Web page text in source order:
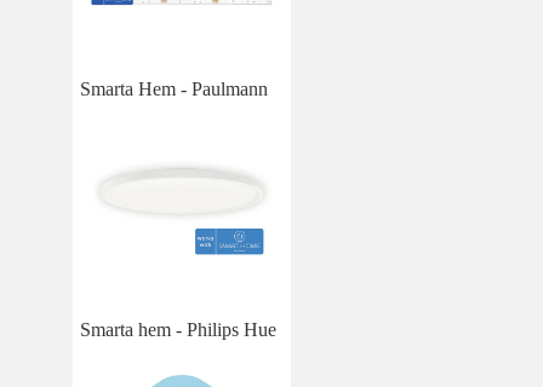
Smarta Hem - Paulmann
Smarta hem - Philips Hue